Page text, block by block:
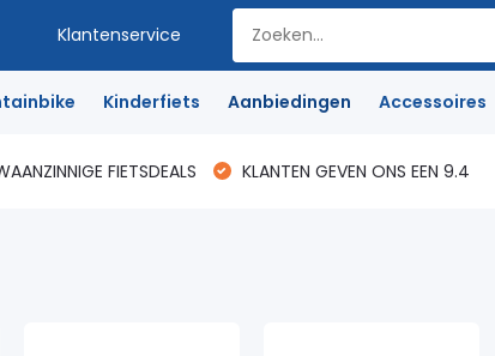
Klantenservice
Kinderfiets Aanbiedingen Accessoires
FIETSDEALS KLANTEN GEVEN ONS EEN 9.4